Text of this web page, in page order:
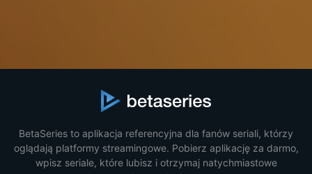
BetaSeries to aplikacja referencyjna dla fanów seriali, którzy
oglądają platformy streamingowe. Pobierz aplikację za darmo,
wpisz seriale, które lubisz i otrzymaj natychmiastowe